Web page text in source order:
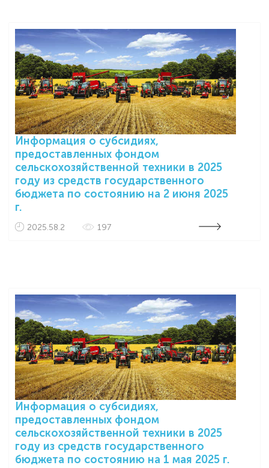
Информация о субсидиях,
предоставленных фондом
сельскохозяйственной техники в 2025
году из средств государственного
бюджета по состоянию на 2 июня 2025
г.
2025.58.2 197
Информация о субсидиях,
предоставленных фондом
сельскохозяйственной техники в 2025
году из средств государственного
бюджета по состоянию на 1 мая 2025 г.